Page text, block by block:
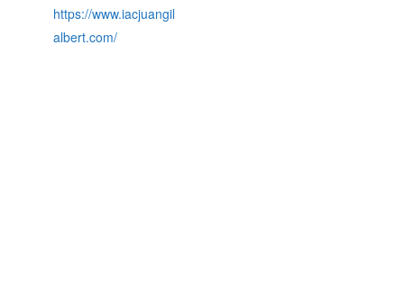
https://www.iacjuangil
albert.com/